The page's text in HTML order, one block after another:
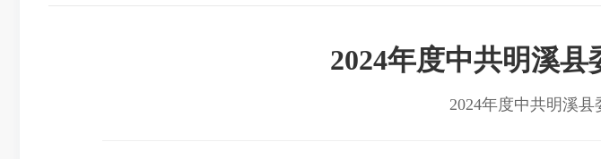
2024年度中共明溪
2024年度中共明溪